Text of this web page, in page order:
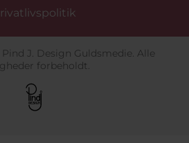
J. Design Guldsmedie. Alle
forbeholdt.